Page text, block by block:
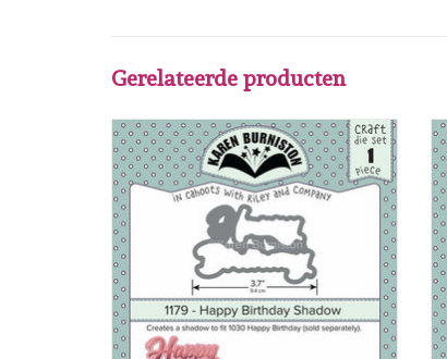
Gerelateerde producten
Karen Burniston Karen Burniston Happy
Birthday Shadow 1179
TOEVOEGEN AAN WINKELWAGEN